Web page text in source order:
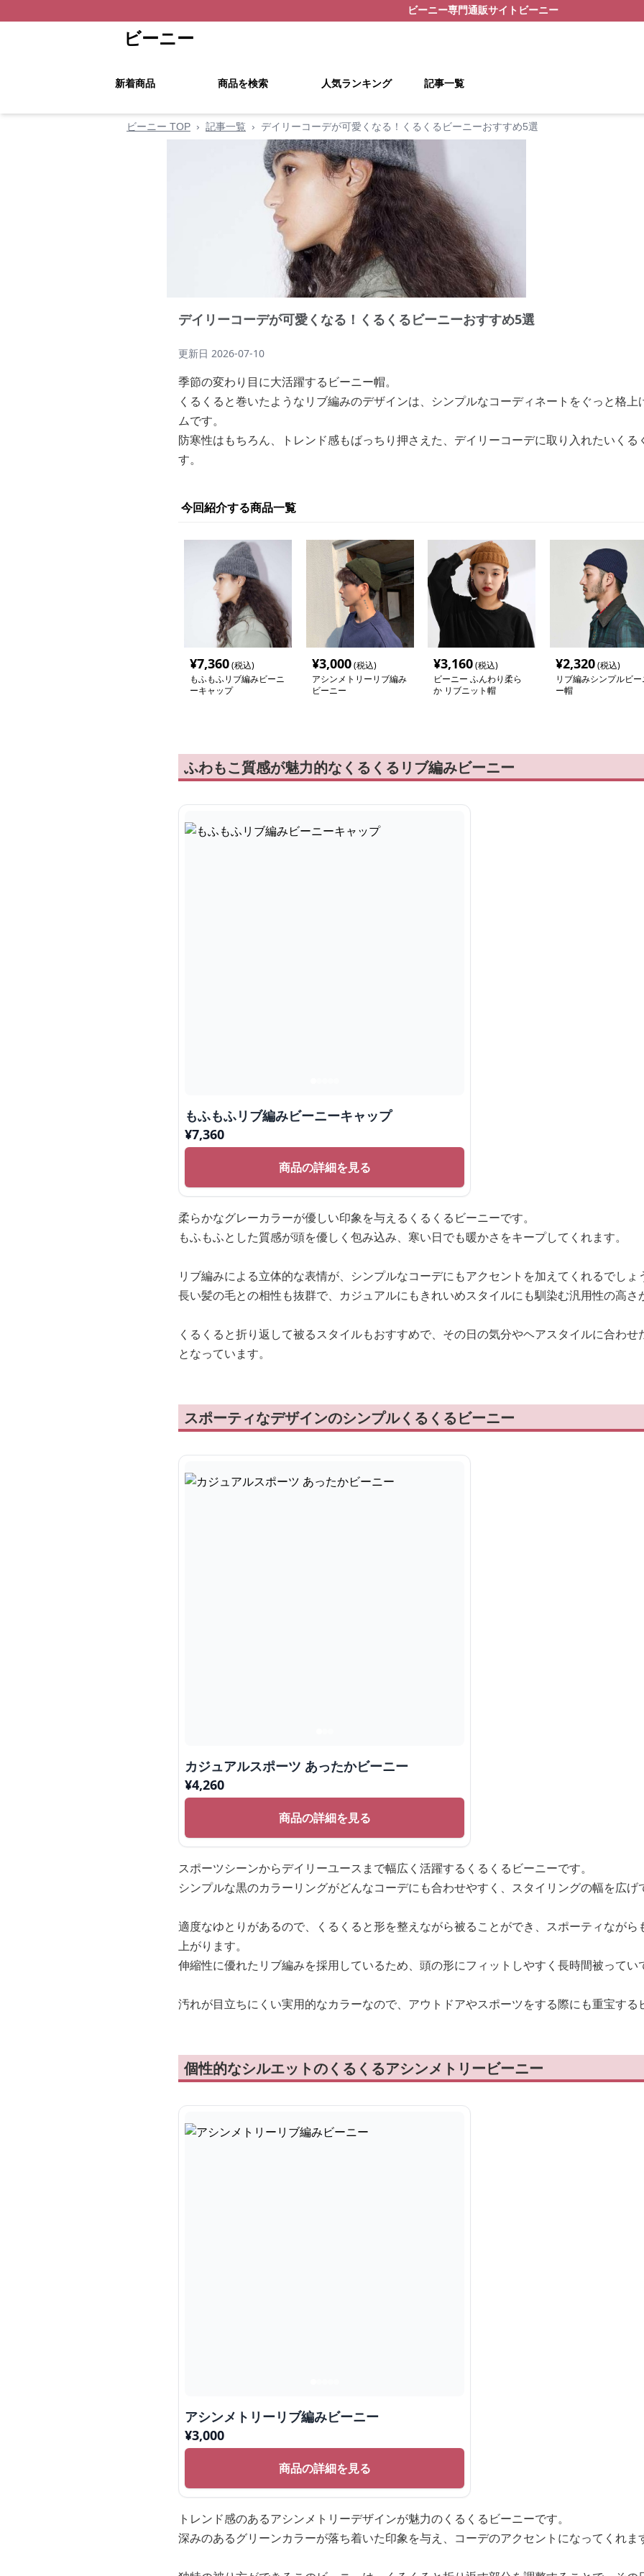
ビーニー専門通販サイト ビーニー
ビーニー
新着商品 商品を検索 人気ランキング 記事一覧
ビーニー TOP › 記事一覧 › デイリーコーデが可愛くなる！くるくるビーニーおすすめ5選
デイリーコーデが可愛くなる！くるくるビーニーおすすめ5選
更新日 2026-07-10
季節の変わり目に大活躍するビーニー帽。
くるくると巻いたようなリブ編みのデザインは、シンプルなコーディネートをぐっと格
ムです。
防寒性はもちろん、トレンド感もばっちり押さえた、デイリーコーデに取り入れたいく
す。
今回紹介する商品一覧
¥7,360(税込)
もふもふリブ編みビーニ
ーキャップ
¥3,000(税込)
アシンメトリーリブ編み
ビーニー
¥3,160(税込)
ビーニー ふんわり柔ら
か リブニット帽
¥2,320(税込)
リブ編みシンプルビー
ー帽
ふわもこ質感が魅力的なくるくるリブ編みビーニー
もふもふリブ編みビーニーキャップ
¥7,360
商品の詳細を見る
柔らかなグレーカラーが優しい印象を与えるくるくるビーニーです。
もふもふとした質感が頭を優しく包み込み、寒い日でも暖かさをキープしてくれます。
リブ編みによる立体的な表情が、シンプルなコーデにもアクセントを加えてくれるでしょ
長い髪の毛との相性も抜群で、カジュアルにもきれいめスタイルにも馴染む汎用性の高さ
くるくると折り返して被るスタイルもおすすめで、その日の気分やヘアスタイルに合わ
となっています。
スポーティなデザインのシンプルくるくるビーニー
カジュアルスポーツ あったかビーニー
¥4,260
商品の詳細を見る
スポーツシーンからデイリーユースまで幅広く活躍するくるくるビーニーです。
シンプルな黒のカラーリングがどんなコーデにも合わせやすく、スタイリングの幅を広げ
適度なゆとりがあるので、くるくると形を整えながら被ることができ、スポーティなが
上がります。
伸縮性に優れたリブ編みを採用しているため、頭の形にフィットしやすく長時間被ってい
汚れが目立ちにくい実用的なカラーなので、アウトドアやスポーツをする際にも重宝す
個性的なシルエットのくるくるアシンメトリービーニー
アシンメトリーリブ編みビーニー
¥3,000
商品の詳細を見る
トレンド感のあるアシンメトリーデザインが魅力のくるくるビーニーです。
深みのあるグリーンカラーが落ち着いた印象を与え、コーデのアクセントになってくれま